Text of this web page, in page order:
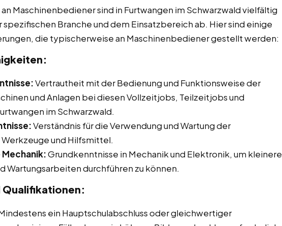
Maschinenbediener sind in Furtwangen im Schwarzwald vielfältig
spezifischen Branche und dem Einsatzbereich ab. Hier sind einige
die typischerweise an Maschinenbediener gestellt werden:
Vertrautheit mit der Bedienung und Funktionsweise der
und Anlagen bei diesen Vollzeitjobs, Teilzeitjobs und
im Schwarzwald.
Verständnis für die Verwendung und Wartung der
und Hilfsmittel.
Grundkenntnisse in Mechanik und Elektronik, um kleinere
Wartungsarbeiten durchführen zu können.
Qualifikationen:
ein Hauptschulabschluss oder gleichwertiger